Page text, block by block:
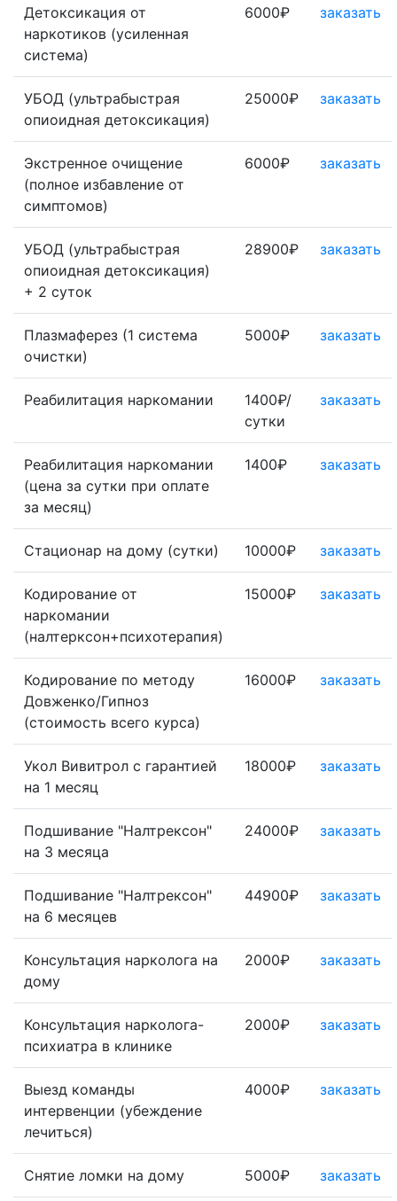
Детоксикация от
наркотиков (усиленная
система)
6000₽ заказать
УБОД (ультрабыстрая
опиоидная детоксикация)
25000₽ заказать
Экстренное очищение
(полное избавление от
симптомов)
6000₽ заказать
УБОД (ультрабыстрая
опиоидная детоксикация)
+ 2 суток
28900₽ заказать
Плазмаферез (1 система
очистки)
5000₽ заказать
Реабилитация наркомании
1400₽/
сутки
заказать
Реабилитация наркомании
(цена за сутки при оплате
за месяц)
1400₽ заказать
Стационар на дому (сутки) 10000₽ заказать
Кодирование от
наркомании
(налтерксон+психотерапия)
15000₽ заказать
Кодирование по методу
Довженко/Гипноз
(стоимость всего курса)
16000₽ заказать
Укол Вивитрол с гарантией
на 1 месяц
18000₽ заказать
Подшивание "Налтрексон"
на 3 месяца
24000₽ заказать
Подшивание "Налтрексон"
на 6 месяцев
44900₽ заказать
Консультация нарколога на
дому
2000₽ заказать
Консультация нарколога-
психиатра в клинике
2000₽ заказать
Выезд команды
интервенции (убеждение
лечиться)
4000₽ заказать
Снятие ломки на дому 5000₽ заказать